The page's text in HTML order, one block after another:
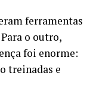
ferramentas
o outro,
foi enorme:
treinadas e